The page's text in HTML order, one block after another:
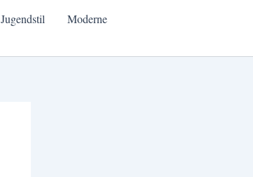
Jugendstil
Moderne